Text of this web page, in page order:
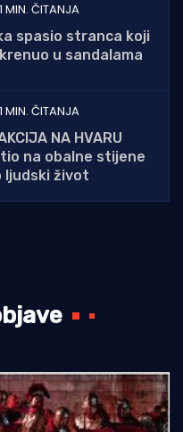
1 MIN. ČITANJA
spasio stranca koji
u sandalama
1 MIN. ČITANJA
NA HVARU
na obalne stijene
ljudski život